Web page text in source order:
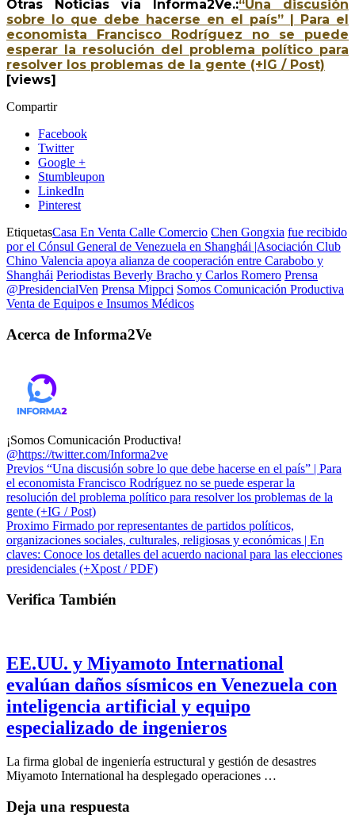
Otras Noticias vía Informa2Ve.:“Una discusión
sobre lo que debe hacerse en el país” | Para el
economista Francisco Rodríguez no se puede
esperar la resolución del problema político para
resolver los problemas de la gente (+IG / Post)
[views]
Compartir
Facebook
Twitter
Google +
Stumbleupon
LinkedIn
Pinterest
EtiquetasCasa En Venta Calle Comercio Chen Gongxia fue recibido
por el Cónsul General de Venezuela en Shanghái |Asociación Club
Chino Valencia apoya alianza de cooperación entre Carabobo y
Shanghái Periodistas Beverly Bracho y Carlos Romero Prensa
@PresidencialVen Prensa Mippci Somos Comunicación Productiva
Venta de Equipos e Insumos Médicos
Acerca de Informa2Ve
¡Somos Comunicación Productiva!
@https://twitter.com/Informa2ve
Previos “Una discusión sobre lo que debe hacerse en el país” | Para
el economista Francisco Rodríguez no se puede esperar la
resolución del problema político para resolver los problemas de la
gente (+IG / Post)
Proximo Firmado por representantes de partidos políticos,
organizaciones sociales, culturales, religiosas y económicas | En
claves: Conoce los detalles del acuerdo nacional para las elecciones
presidenciales (+Xpost / PDF)
Verifica También
EE.UU. y Miyamoto International
evalúan daños sísmicos en Venezuela con
inteligencia artificial y equipo
especializado de ingenieros
La firma global de ingeniería estructural y gestión de desastres
Miyamoto International ha desplegado operaciones …
Deja una respuesta